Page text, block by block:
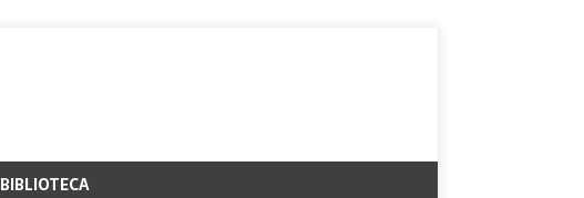
BIBLIOTECA